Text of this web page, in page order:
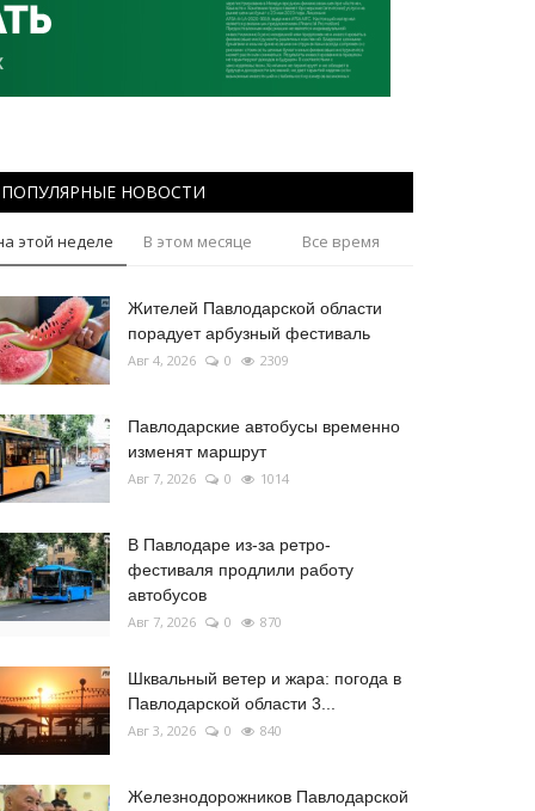
ПОПУЛЯРНЫЕ НОВОСТИ
этой неделе В этом месяце Все время
Жителей Павлодарской области
порадует арбузный фестиваль
Авг 4, 2026 0 2309
Павлодарские автобусы временно
изменят маршрут
Авг 7, 2026 0 1014
В Павлодаре из-за ретро-
фестиваля продлили работу
автобусов
Авг 7, 2026 0 870
Шквальный ветер и жара: погода в
Павлодарской области 3...
Авг 3, 2026 0 840
Железнодорожников Павлодарской